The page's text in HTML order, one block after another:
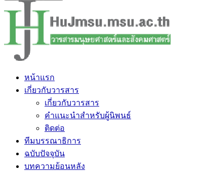
หน้าแรก
เกี่ยวกับวารสาร
เกี่ยวกับวารสาร
คำแนะนำสำหรับผู้นิพนธ์
ติดต่อ
ทีมบรรณาธิการ
ฉบับปัจจุบัน
บทความย้อนหลัง